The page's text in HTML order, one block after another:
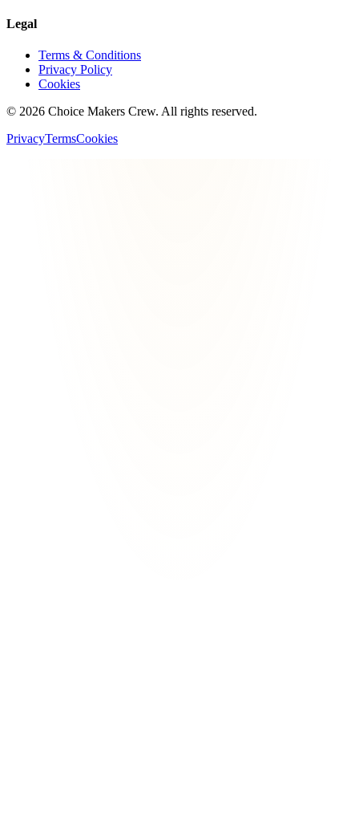
Legal
Terms & Conditions
Privacy Policy
Cookies
© 2026 Choice Makers Crew. All rights reserved.
PrivacyTermsCookies